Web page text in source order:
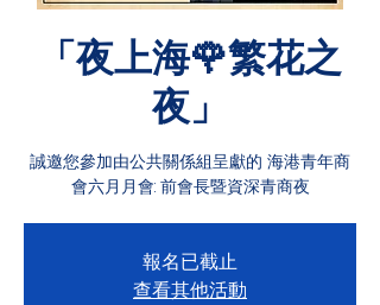
「夜上海🌹繁花之
夜」
誠邀您參加由公共關係組呈獻的 海港青年商
會六月月會: 前會長暨資深青商夜
報名已截止
查看其他活動